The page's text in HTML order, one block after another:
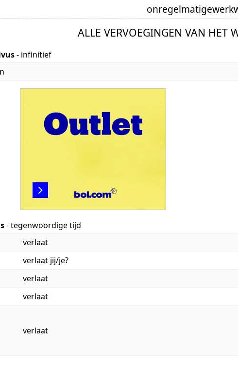
onregelmatige
ALLE VERVOEGINGEN VAN HET
- infinitief
- tegenwoordige tijd
verlaat
verlaat jij/je?
verlaat
verlaat
verlaat